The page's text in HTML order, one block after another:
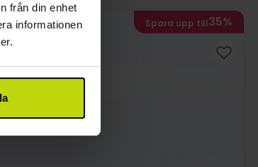
från din enhet
informationen
Spara upp till35%